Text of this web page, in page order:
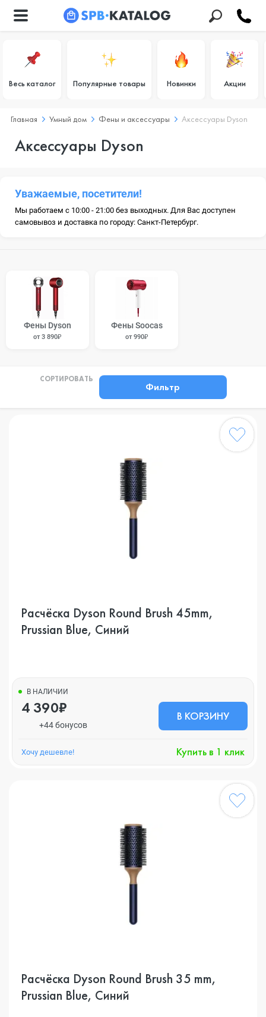
Весь каталог Популярные товары Новинки Акции
Главная Умный дом Фены и аксессуары Аксессуары Dyson
Аксессуары Dyson
Уважаемые, посетители!
Мы работаем с 10:00 - 21:00 без выходных. Для Вас доступен
самовывоз и доставка по городу: Санкт-Петербург.
Фены Dyson
от 3 890₽
Фены Soocas
от 990₽
СОРТИРОВАТЬ
Фильтр
Расчёска Dyson Round Brush 45mm,
Prussian Blue, Синий
В НАЛИЧИИ
4 390₽
+44 бонусов
В КОРЗИНУ
Хочу дешевле! Купить в 1 клик
Расчёска Dyson Round Brush 35 mm,
Prussian Blue, Синий